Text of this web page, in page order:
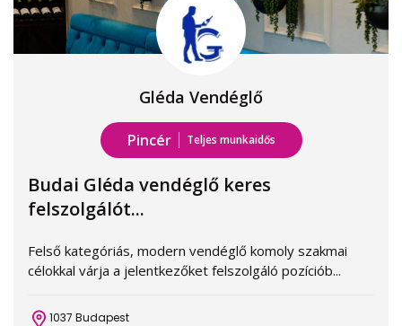
Gléda Vendéglő
Pincér Teljes munkaidős
Budai Gléda vendéglő keres
felszolgálót...
Felső kategóriás, modern vendéglő komoly szakmai
célokkal várja a jelentkezőket felszolgáló pozíciób...
1037 Budapest